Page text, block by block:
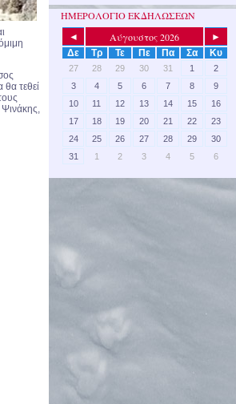
τεθεί
Ψινάκης,
ΗΜΕΡΟΛΟΓΙΟ ΕΚΔΗΛΩΣΕΩΝ
◄ Αύγουστος 2026
►
Δε
Τρ Τε Πε Πα Σα Κυ
27 28 29 30 31 1
2
3
4 5 6 7 8
9
10
11 12 13 14 15
16
17
18 19 20 21 22
23
24
25 26 27 28 29
30
31
1 2 3 4 5 6